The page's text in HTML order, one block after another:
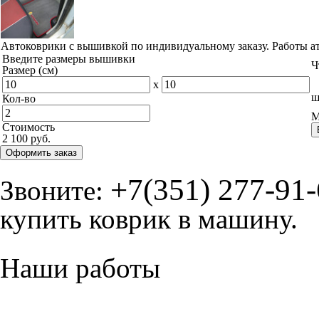
Автоковрики с вышивкой по индивидуальному заказу. Работы
Введите размеры вышивки
Размер (см)
x
Кол-во
Стоимость
2 100 руб.
Оформить заказ
Звоните: +7(351) 277-
купить коврик в машину.
Наши работы